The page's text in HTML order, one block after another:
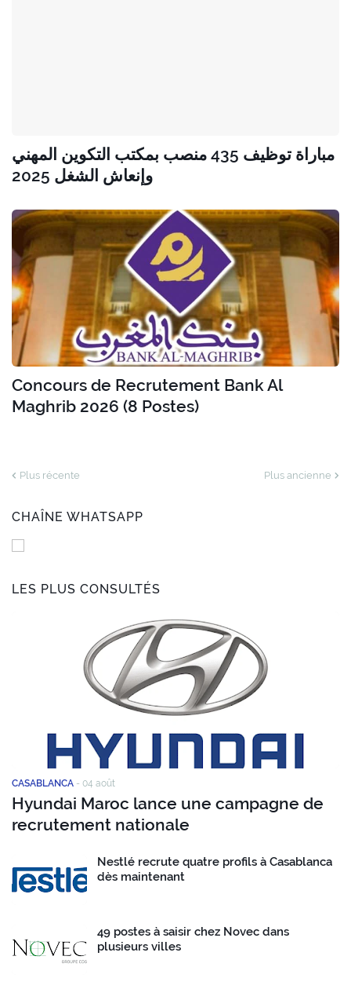
مباراة توظيف 435 منصب بمكتب التكوين المهني
وإنعاش الشغل 2025
Concours de Recrutement Bank Al
Maghrib 2026 (8 Postes)
Plus récente Plus ancienne
CHAÎNE WHATSAPP
LES PLUS CONSULTÉS
CASABLANCA - 04 août
Hyundai Maroc lance une campagne de
recrutement nationale
Nestlé recrute quatre profils à Casablanca
dès maintenant
49 postes à saisir chez Novec dans
plusieurs villes